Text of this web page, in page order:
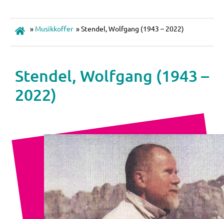
» Musikkoffer »Stendel, Wolfgang (1943 – 2022)
Stendel, Wolfgang (1943 –
2022)